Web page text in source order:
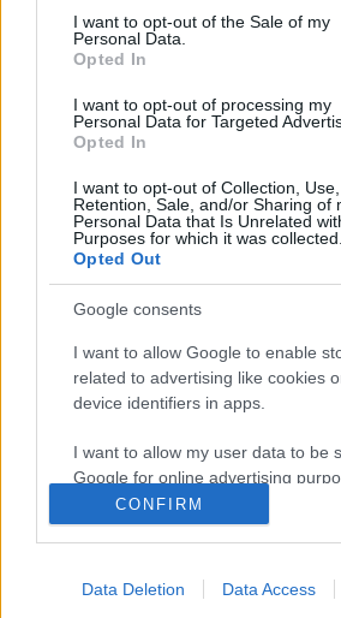
consent section.
I want to opt-out of the Sale of my
Personal Data.
Opted In
I want to opt-out of processing my
Personal Data for Targeted
Opted In
I want to opt-out of Collection, Use,
Retention, Sale, and/or Sharing of
Personal Data that Is Unrelated
Purposes for which it was collected.
Opted Out
Google consents
I want to allow Google to enable
related to advertising like cookies
device identifiers in apps.
I want to allow my user data to be
Google for online advertising
I want to allow Google to send me
I want to allow Google to enable
CONFIRM
Data Deletion Data Access
velük!), a…
Egy zseniális vietnami
nem világhírű
...pedig nagyon megérdemelné!
különösebben bonyolult
alapanyagok beszerzése sem
nehézségekbe, az a pár extra, ami
helyettesíthető egyszerűbb
haszna, ha beszerzed más
legkúlabb kiegészítő
2014. július 29.
Piknikhez, grillezéshez,
hasonló kültéri programhoz